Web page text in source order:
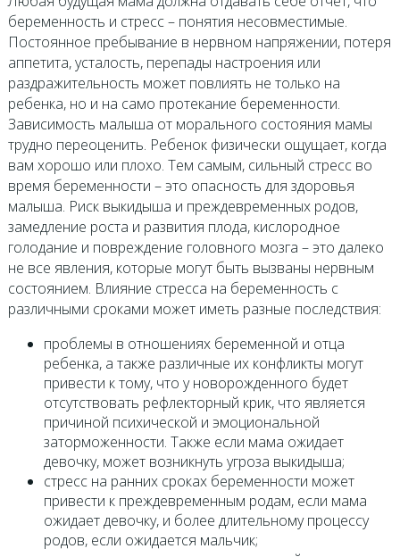
беременность и стресс – понятия несовместимые.
Постоянное пребывание в нервном напряжении, потеря
аппетита, усталость, перепады настроения или
раздражительность может повлиять не только на
ребенка, но и на само протекание беременности.
Зависимость малыша от морального состояния мамы
трудно переоценить. Ребенок физически ощущает, когда
вам хорошо или плохо. Тем самым, сильный стресс во
время беременности – это опасность для здоровья
малыша. Риск выкидыша и преждевременных родов,
замедление роста и развития плода, кислородное
голодание и повреждение головного мозга – это далеко
не все явления, которые могут быть вызваны нервным
состоянием. Влияние стресса на беременность с
различными сроками может иметь разные последствия:
проблемы в отношениях беременной и отца
ребенка, а также различные их конфликты могут
привести к тому, что у новорожденного будет
отсутствовать рефлекторный крик, что является
причиной психической и эмоциональной
заторможенности. Также если мама ожидает
девочку, может возникнуть угроза выкидыша;
стресс на ранних сроках беременности может
привести к преждевременным родам, если мама
ожидает девочку, и более длительному процессу
родов, если ожидается мальчик;